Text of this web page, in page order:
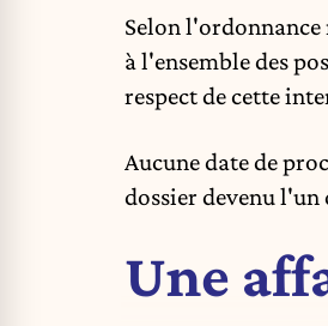
Selon l'ordonnance
à l'ensemble des
respect de cette
Aucune date de
dossier devenu
Une